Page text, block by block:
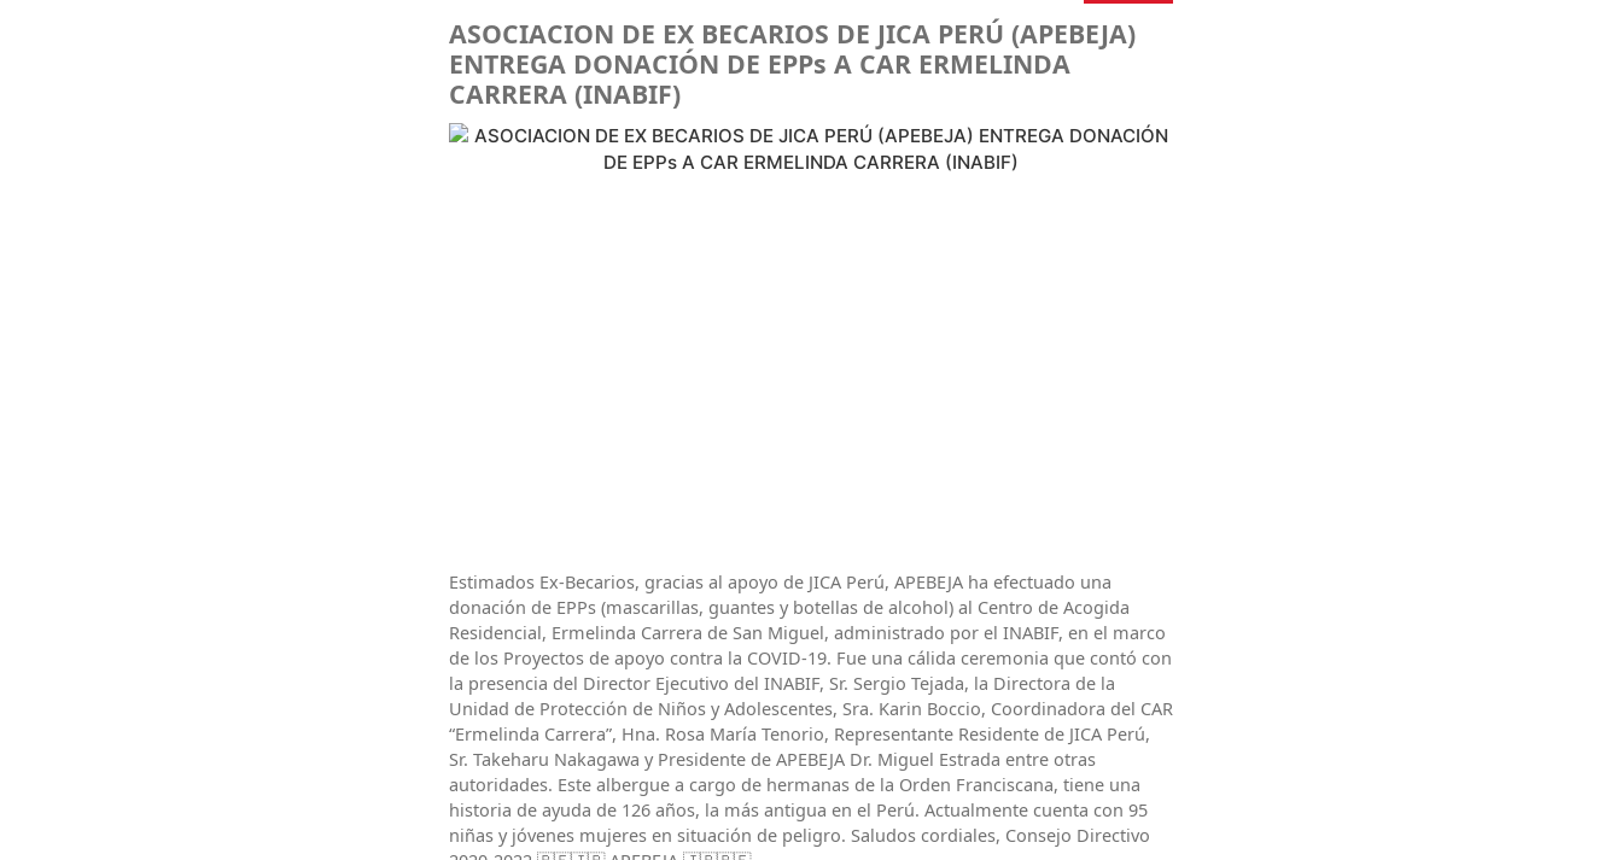
ASOCIACION DE EX BECARIOS DE JICA PERÚ (APEBEJA)
ENTREGA DONACIÓN DE EPPs A CAR ERMELINDA
CARRERA (INABIF)
Estimados Ex-Becarios, gracias al apoyo de JICA Perú, APEBEJA ha efectuado una
donación de EPPs (mascarillas, guantes y botellas de alcohol) al Centro de Acogida
Residencial, Ermelinda Carrera de San Miguel, administrado por el INABIF, en el marco
de los Proyectos de apoyo contra la COVID-19. Fue una cálida ceremonia que contó con
la presencia del Director Ejecutivo del INABIF, Sr. Sergio Tejada, la Directora de la
Unidad de Protección de Niños y Adolescentes, Sra. Karin Boccio, Coordinadora del CAR
“Ermelinda Carrera”, Hna. Rosa María Tenorio, Representante Residente de JICA Perú,
Sr. Takeharu Nakagawa y Presidente de APEBEJA Dr. Miguel Estrada entre otras
autoridades. Este albergue a cargo de hermanas de la Orden Franciscana, tiene una
historia de ayuda de 126 años, la más antigua en el Perú. Actualmente cuenta con 95
niñas y jóvenes mujeres en situación de peligro. Saludos cordiales, Consejo Directivo